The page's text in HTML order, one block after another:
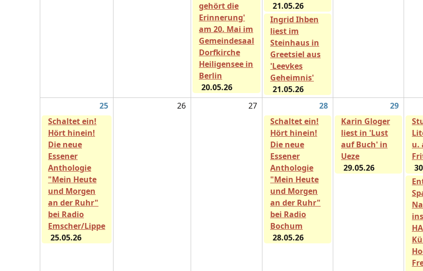
gehört die
Erinnerung'
am 20. Mai im
Gemeindesaal
Dorfkirche
Heiligensee in
Berlin
20.05.26
21.05.26
Ingrid Ihben
liest im
Steinhaus in
Greetsiel aus
'Leevkes
Geheimnis'
21.05.26
25 26 27 28 29
Schaltet ein!
Hört hinein!
Die neue
Essener
Anthologie
"Mein Heute
und Morgen
an der Ruhr"
bei Radio
Emscher/Lippe
25.05.26
Schaltet ein!
Hört hinein!
Die neue
Essener
Anthologie
"Mein Heute
und Morgen
an der Ruhr"
bei Radio
Bochum
28.05.26
Karin Gloger
liest in 'Lust
auf Buch' in
Ueze
29.05.26
u.